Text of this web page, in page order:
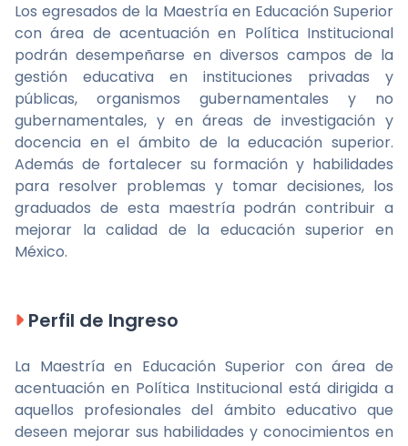
Los egresados de la Maestría en Educación Superior
con área de acentuación en Política Institucional
podrán desempeñarse en diversos campos de la
gestión educativa en instituciones privadas y
públicas, organismos gubernamentales y no
gubernamentales, y en áreas de investigación y
docencia en el ámbito de la educación superior.
Además de fortalecer su formación y habilidades
para resolver problemas y tomar decisiones, los
graduados de esta maestría podrán contribuir a
mejorar la calidad de la educación superior en
México.
Perfil de Ingreso
La Maestría en Educación Superior con área de
acentuación en Política Institucional está dirigida a
aquellos profesionales del ámbito educativo que
deseen mejorar sus habilidades y conocimientos en